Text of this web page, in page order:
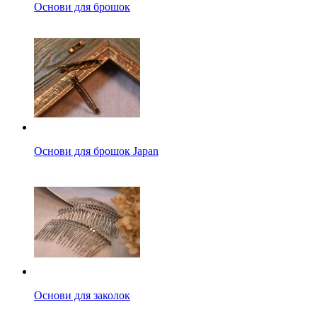
Основи для брошок
Основи для брошок Japan
Основи для заколок